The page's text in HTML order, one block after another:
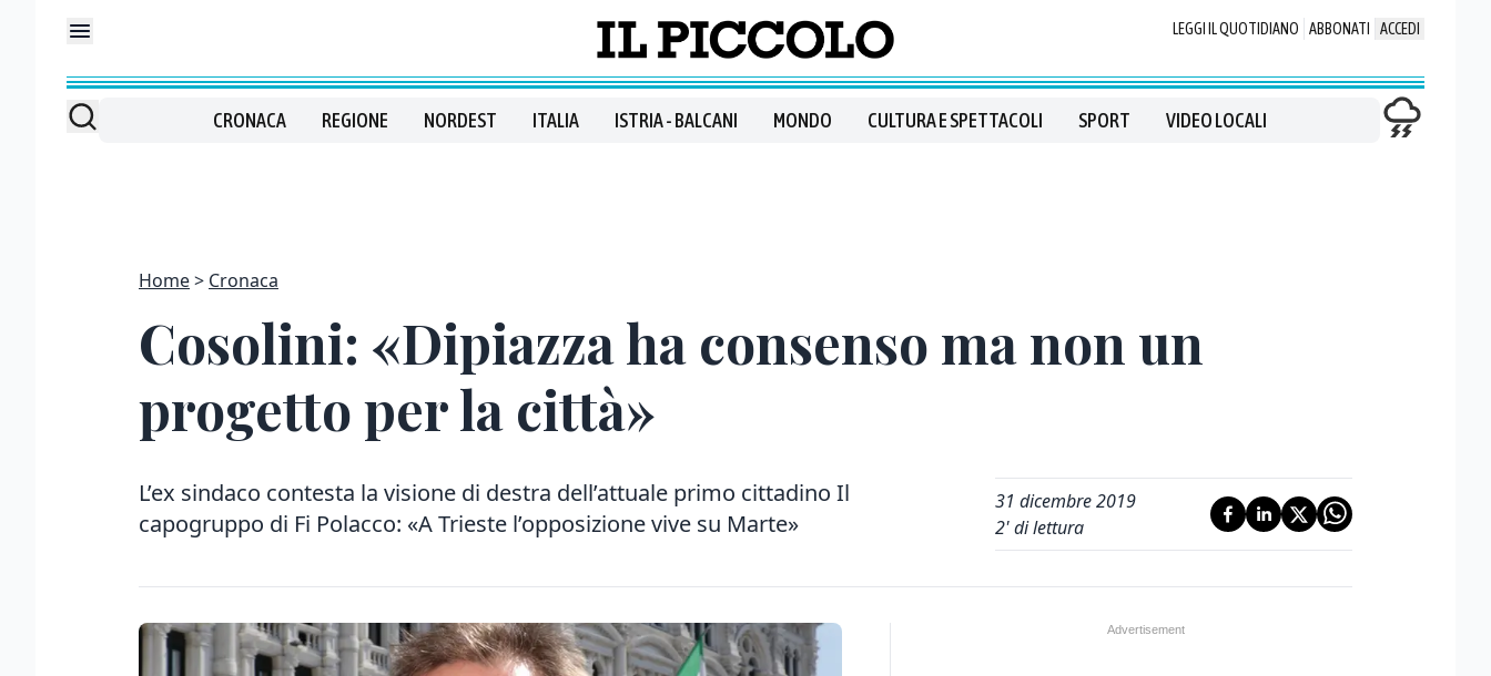
LEGGI IL QUOTIDIANO ABBONATI ACCEDI
CRONACA REGIONE NORDEST ITALIA ISTRIA - BALCANI MONDO CULTURA E SPETTACOLI SPORT VIDEO LOCALI
Home Cronaca
Cosolini: «Dipiazza ha consenso ma non un
progetto per la città»
L’ex sindaco contesta la visione di destra dell’attuale primo cittadino Il
capogruppo di Fi Polacco: «A Trieste l’opposizione vive su Marte»
31 dicembre 2019
2' di lettura